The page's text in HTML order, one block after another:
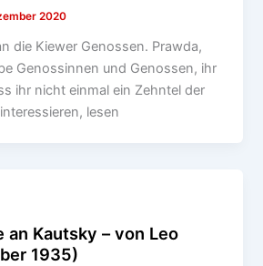
2020
die Kiewer Genossen. Prawda,
Genossinnen und Genossen, ihr
ihr nicht einmal ein Zehntel der
lesen
an Kautsky – von Leo
1935)